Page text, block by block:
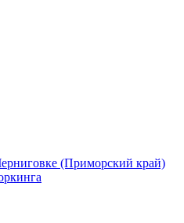
(Приморский край)